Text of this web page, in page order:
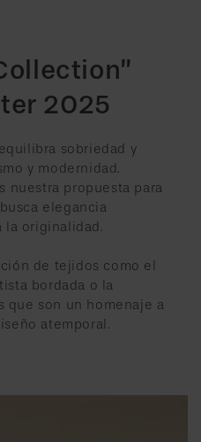
2025
sobriedad y
y modernidad.
nuestra propuesta para
elegancia
la originalidad.
de tejidos como el
bordada o la
que son un homenaje a
atemporal.